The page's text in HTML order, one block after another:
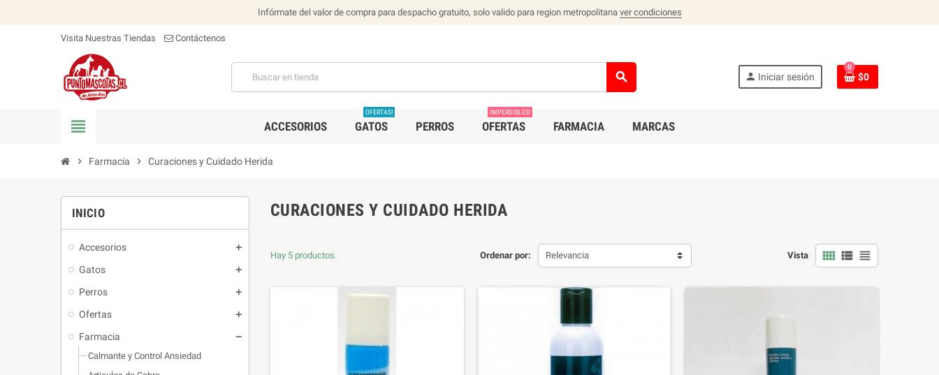
Infórmate del valor de compra para despacho gratuito, solo valido para region metropolitana ver condiciones
Visita Nuestras Tiendas Contáctenos
search person Iniciar sesión
0
$0
view_headline ACCESORIOS GATOS
OFERTAS!
PERROS OFERTAS
IMPERDIBLES!
FARMACIA MARCAS
chevron_right Farmacia chevron_right Curaciones y Cuidado Herida
INICIO
Accesorios
Gatos
Perros
Ofertas
Farmacia
Calmante y Control Ansiedad
CURACIONES Y CUIDADO HERIDA
Ordenar por: Relevancia Vista view_comfy view_list view_headline
Hay 5 productos.